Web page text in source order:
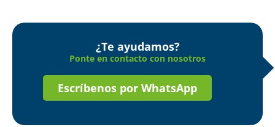
¿Te ayudamos?
Ponte en contacto con nosotros
Escríbenos por WhatsApp